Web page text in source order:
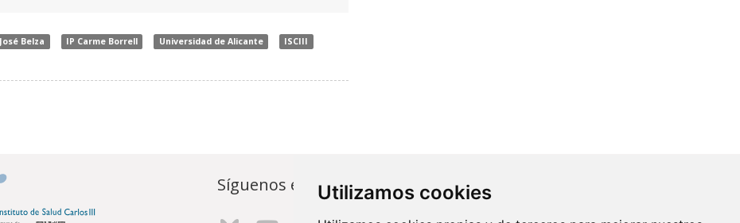
Utilizamos cookies
Belza IP Carme Borrell Universidad de Alicante
ISCIII
Síguenos en... Contacto
Av. Monforte de Lemos, 3-5. Pabellón